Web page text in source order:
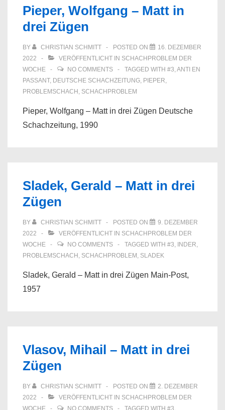
Pieper, Wolfgang – Matt in
drei Zügen
BY CHRISTIAN SCHMITT POSTED ON
16. DEZEMBER
2022
VERÖFFENTLICHT IN SCHACHPROBLEM DER
WOCHE
NO COMMENTS TAGGED WITH #3,ANTI EN
PASSANT, DEUTSCHE SCHACHZEITUNG, PIEPER,
PROBLEMSCHACH , SCHACHPROBLEM
Pieper, Wolfgang – Matt in drei Zügen Deutsche
Schachzeitung, 1990
Sladek, Gerald – Matt in drei
Zügen
BY CHRISTIAN SCHMITT POSTED ON
9. DEZEMBER
2022
VERÖFFENTLICHT IN SCHACHPROBLEM DER
WOCHE
NO COMMENTS TAGGED WITH #3, INDER,
PROBLEMSCHACH , SCHACHPROBLEM , SLADEK
Sladek, Gerald – Matt in drei Zügen Main-Post,
1957
Vlasov, Mihail – Matt in drei
Zügen
BY CHRISTIAN SCHMITT POSTED ON
2. DEZEMBER
2022
VERÖFFENTLICHT IN SCHACHPROBLEM DER
WOCHE
NO COMMENTS TAGGED WITH #3,